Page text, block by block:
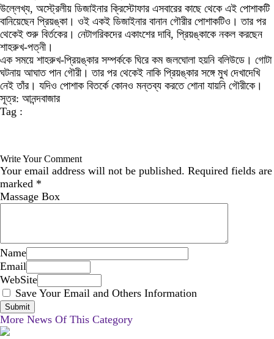
উল্লেখ্য, অস্ট্রেলীয় ডিজাইনার ক্রিস্টোফার এসবারের কাছে থেকে এই পোশাকটি
বানিয়েছেন প্রিয়ঙ্কা। ওই একই ডিজাইনার বানান গৌরীর পোশাকটিও। তার পর
থেকেই শুরু বির্তকের। নেটাগরিকদের একাংশের দাবি, প্রিয়ঙ্কাকে নকল করছেন
শাহরুখ-পত্নী।
এক সময়ে শাহরুখ-প্রিয়ঙ্কার সম্পর্ককে ঘিরে কম জলঘোলা হয়নি বলিউডে। গোটা
ঘটনায় আঘাত পান গৌরী। তার পর থেকেই নাকি প্রিয়ঙ্কার সঙ্গে মুখ দেখাদেখি
নেই তাঁর। যদিও পোশাক বিতর্কে কোনও মন্তব্য করতে শোনা যায়নি গৌরীকে।
সূত্র: আনন্দবাজার
Tag :
Write Your Comment
Your email address will not be published. Required fields are
marked *
Massage Box
Name
Email
WebSite
Save Your Email and Others Information
More News Of This Category